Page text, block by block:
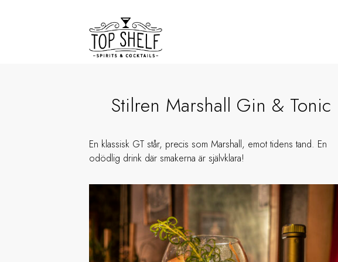
Stilren Marshall Gin & Tonic
En klassisk GT står, precis som Marshall, emot tidens tand. En
odödlig drink där smakerna är självklara!